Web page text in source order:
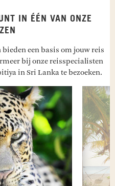
IN ÉÉN VAN ONZE
een basis om jouw reis
bij onze reisspecialisten
in Sri Lanka te bezoeken.